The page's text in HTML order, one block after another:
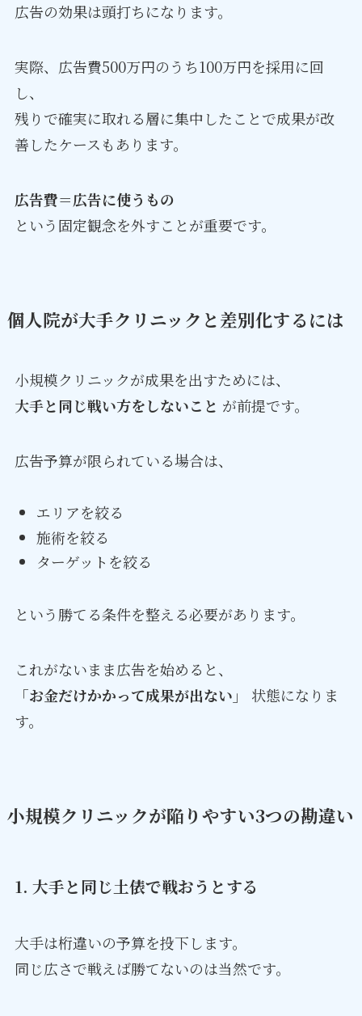
広告の効果は頭打ちになります。
実際、広告費500万円のうち100万円を採用に回
し、
残りで確実に取れる層に集中したことで成果が改
善したケースもあります。
広告費＝広告に使うもの
という固定観念を外すことが重要です。
個人院が大手クリニックと差別化するには
小規模クリニックが成果を出すためには、
大手と同じ戦い方をしないこと が前提です。
広告予算が限られている場合は、
エリアを絞る
施術を絞る
ターゲットを絞る
という勝てる条件を整える必要があります。
これがないまま広告を始めると、
「お金だけかかって成果が出ない」
状態になりま
す。
小規模クリニックが陥りやすい3つの勘違い
1. 大手と同じ土俵で戦おうとする
大手は桁違いの予算を投下します。
同じ広さで戦えば勝てないのは当然です。